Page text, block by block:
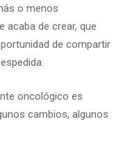
o menos
acaba de crear, que
de compartir
oncológico es
cambios, algunos